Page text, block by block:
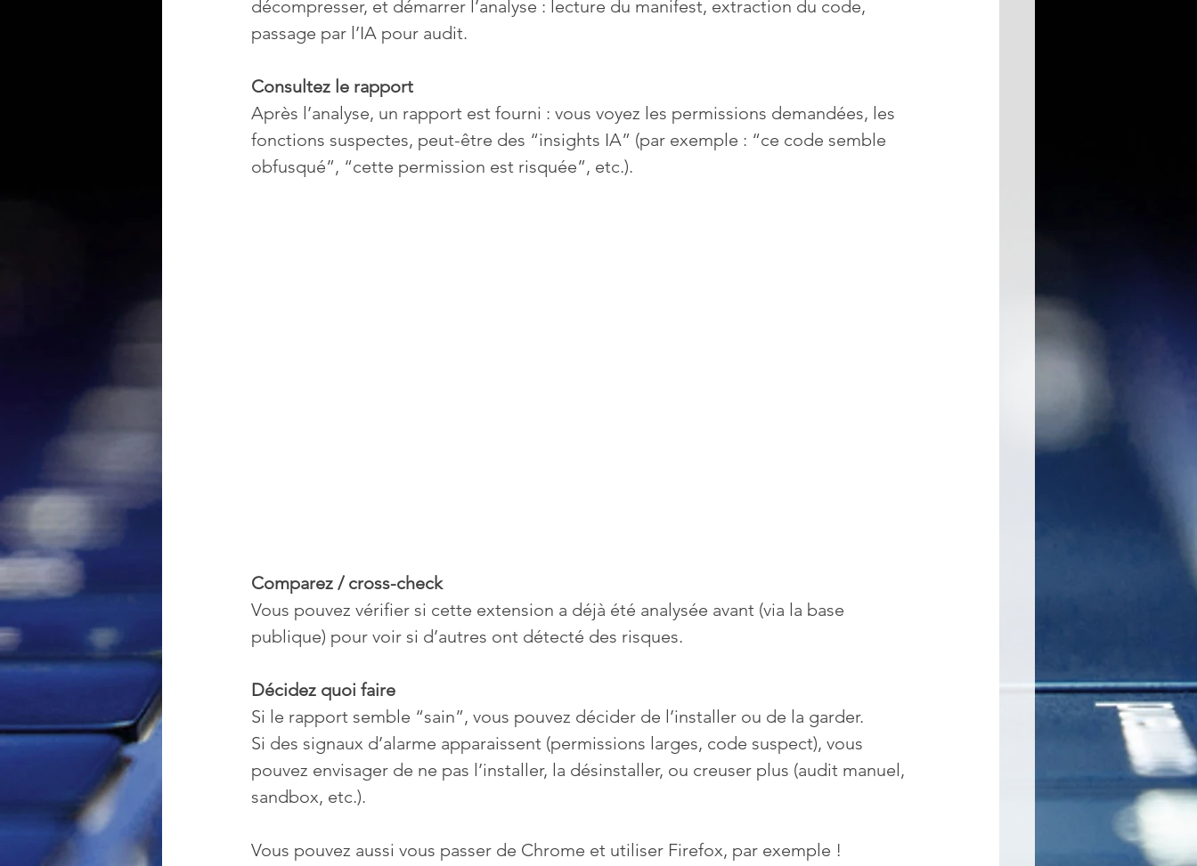
décompresser, et démarrer l’analyse : lecture du manifest, extraction du code,
passage par l’IA pour audit.
Consultez le rapport
Après l’analyse, un rapport est fourni : vous voyez les permissions demandées, les
fonctions suspectes, peut-être des “insights IA” (par exemple : “ce code semble
obfusqué”, “cette permission est risquée”, etc.).
Comparez / cross-check
Vous pouvez vérifier si cette extension a déjà été analysée avant (via la base
publique) pour voir si d’autres ont détecté des risques.
Décidez quoi faire
Si le rapport semble “sain”, vous pouvez décider de l’installer ou de la garder.
Si des signaux d’alarme apparaissent (permissions larges, code suspect), vous
pouvez envisager de ne pas l’installer, la désinstaller, ou creuser plus (audit manuel,
sandbox, etc.).
Vous pouvez aussi vous passer de Chrome et utiliser Firefox, par exemple !